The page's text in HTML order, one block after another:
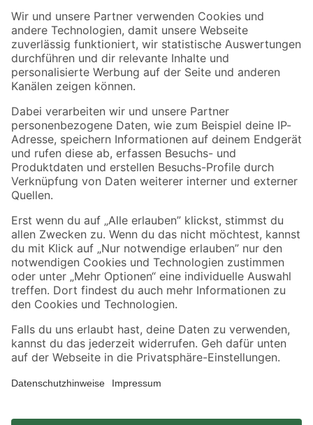
Der toom Newsletter: Keine Angebote und Aktionen mehr verpassen!
Zur Newsletter Anmeldung
Folge uns
Zahlungsarten Versandarten
Sicher einkaufen
Jetzt die toom-App herunterladen
Alle Preisangaben in EUR inkl. gesetzl. MwSt.. Die dargestellten Angebote sind unter
Umständen nicht in allen Märkten verfügbar. Die angegebenen Verfügbarkeiten beziehen
Produkte nur solange der Vorrat reicht.
*Paketversand ab 59 € versandkostenfrei, gilt nicht für Artikel mit Speditionsversand, hier